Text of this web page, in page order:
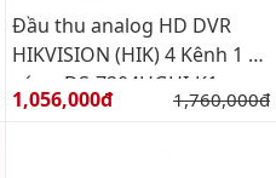
Đầu thu analog HD DVR
HIKVISION (HIK) 4 Kênh 1 Ổ
cứng DS-7204HGHI-K1
Giá bán:
1,056,000đ Giá gốc:
1,760,000đ